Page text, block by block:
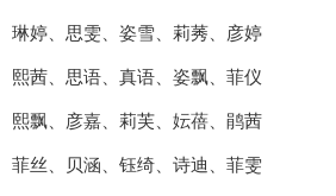
琳婷、思雯、姿雪、莉莠、彦婷
熙茜、思语、真语、姿飘、菲仪
熙飘、彦嘉、莉芙、妘蓓、鹃茜
菲丝、贝涵、钰绮、诗迪、菲雯